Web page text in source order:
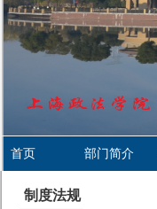
首页 部门简介
制度法规